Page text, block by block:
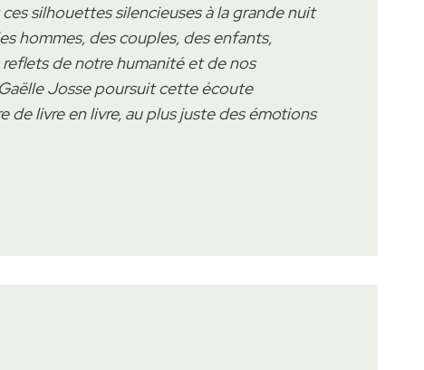
silhouettes silencieuses à la grande nuit
hommes, des couples, des enfants,
de notre humanité et de nos
Josse poursuit cette écoute
livre en livre, au plus juste des émotions